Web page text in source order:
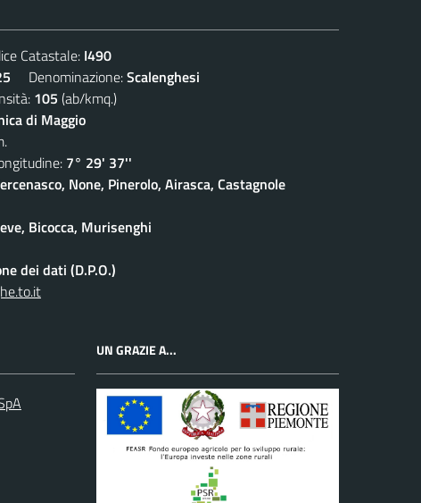
Catastale: I490
Denominazione:Scalenghesi
105 (ab/kmq.)
di Maggio
7° 29' 37''
None, Pinerolo, Airasca, Castagnole
Bicocca, Murisenghi
dei dati (D.P.O.)
UN GRAZIE A...